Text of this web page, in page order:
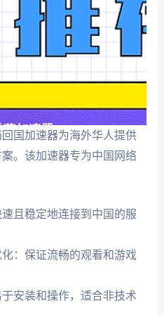
国加速器为海外华人提供
。该加速器专为中国网络
且稳定地连接到中国的服
：保证流畅的观看和游戏
安装和操作，适合非技术